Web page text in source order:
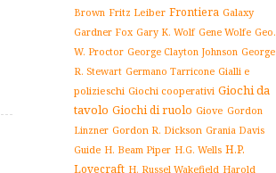
Brown Fritz Leiber Frontiera Galaxy
Gardner Fox Gary K. Wolf Gene Wolfe Geo.
W. Proctor George Clayton Johnson George
R. Stewart Germano Tarricone Gialli e
polizieschi Giochi cooperativi Giochi da
tavolo Giochi di ruolo Giove Gordon
Linzner Gordon R. Dickson Grania Davis
Guide H. Beam Piper H.G. Wells H.P.
Lovecraft H. Russel Wakefield Harold